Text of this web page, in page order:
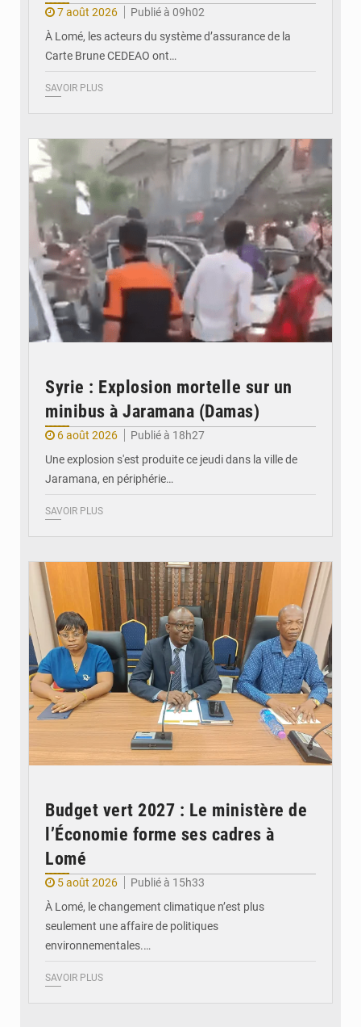
7 août 2026
Publié à 09h02
À Lomé, les acteurs du système d’assurance de la
Carte Brune CEDEAO ont…
SAVOIR PLUS
Syrie : Explosion mortelle sur un
minibus à Jaramana (Damas)
6 août 2026
Publié à 18h27
Une explosion s'est produite ce jeudi dans la ville de
Jaramana, en périphérie…
SAVOIR PLUS
Budget vert 2027 : Le ministère de
l’Économie forme ses cadres à
Lomé
5 août 2026
Publié à 15h33
À Lomé, le changement climatique n’est plus
seulement une affaire de politiques
environnementales.…
SAVOIR PLUS